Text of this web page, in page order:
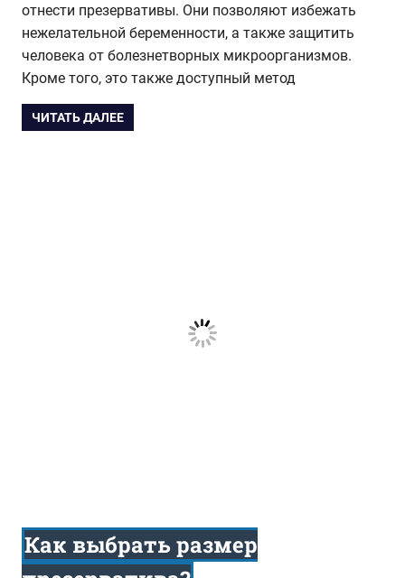
отнести презервативы. Они позволяют избежать
нежелательной беременности, а также защитить
человека от болезнетворных микроорганизмов.
Кроме того, это также доступный метод
ЧИТАТЬ ДАЛЕЕ
Как выбрать размер